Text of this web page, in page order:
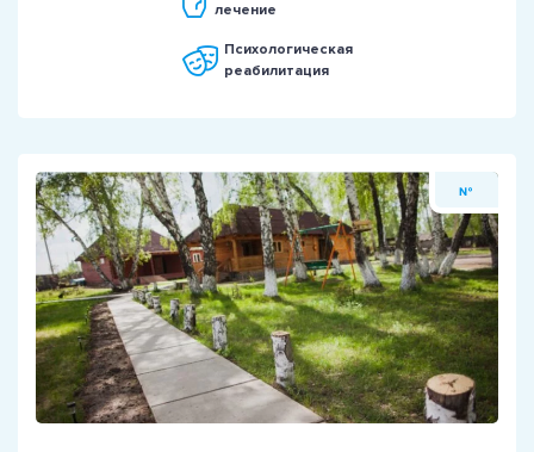
лечение
Психологическая
реабилитация
№